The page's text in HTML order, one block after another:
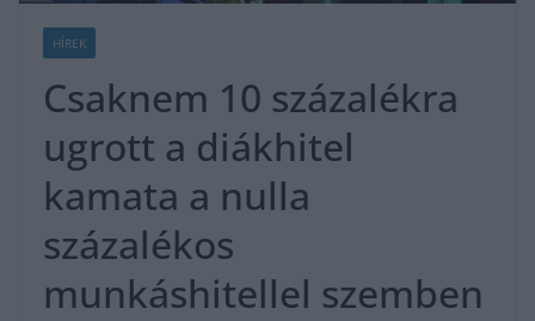
HÍREK
Csaknem 10 százalékra
ugrott a diákhitel
kamata a nulla
százalékos
munkáshitellel szemben